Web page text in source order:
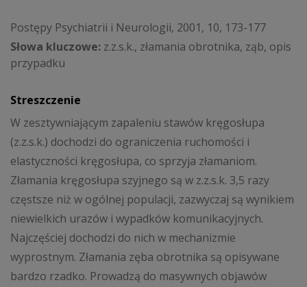
Postępy Psychiatrii i Neurologii, 2001, 10, 173-177
Słowa kluczowe: z.z.s.k., złamania obrotnika, ząb, opis
przypadku
Streszczenie
W zesztywniającym zapaleniu stawów kręgosłupa
(z.z.s.k.) dochodzi do ograniczenia ruchomości i
elastyczności kręgosłupa, co sprzyja złamaniom.
Złamania kręgosłupa szyjnego są w z.z.s.k. 3,5 razy
częstsze niż w ogólnej populacji, zazwyczaj są wynikiem
niewielkich urazów i wypadków komunikacyjnych.
Najczęściej dochodzi do nich w mechanizmie
wyprostnym. Złamania zęba obrotnika są opisywane
bardzo rzadko. Prowadzą do masywnych objawów